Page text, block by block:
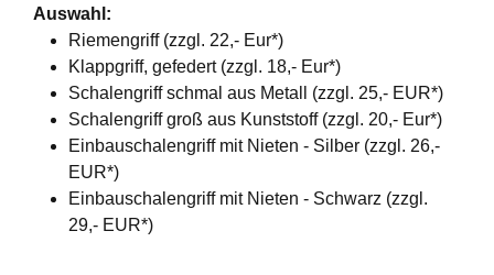
Auswahl:
Riemengriff (zzgl. 22,- Eur*)
Klappgriff, gefedert (zzgl. 18,- Eur*)
Schalengriff schmal aus Metall (zzgl. 25,- EUR*)
Schalengriff groß aus Kunststoff (zzgl. 20,- Eur*)
Einbauschalengriff mit Nieten - Silber (zzgl. 26,-
EUR*)
Einbauschalengriff mit Nieten - Schwarz (zzgl.
29,- EUR*)